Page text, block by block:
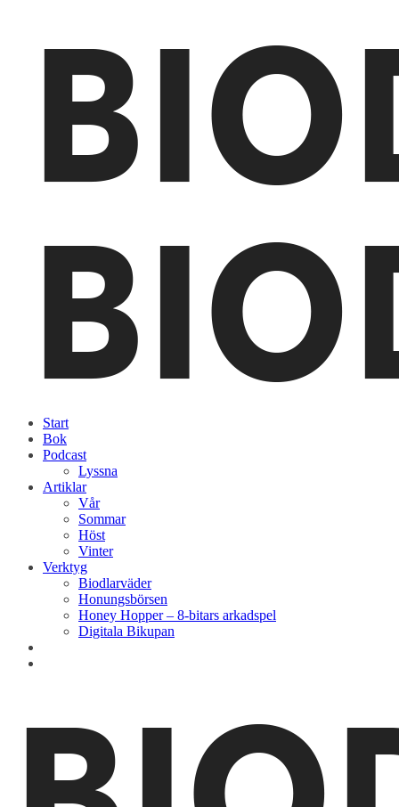
Start
Bok
Podcast
Lyssna
Artiklar
Vår
Sommar
Höst
Vinter
Verktyg
Biodlarväder
Honungsbörsen
Honey Hopper – 8-bitars arkadspel
Digitala Bikupan